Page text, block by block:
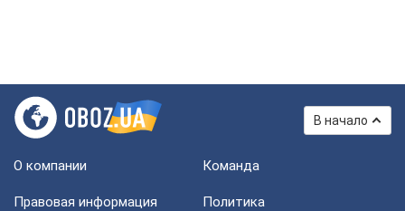
В начало
О компании Команда
Правовая информация
Политика